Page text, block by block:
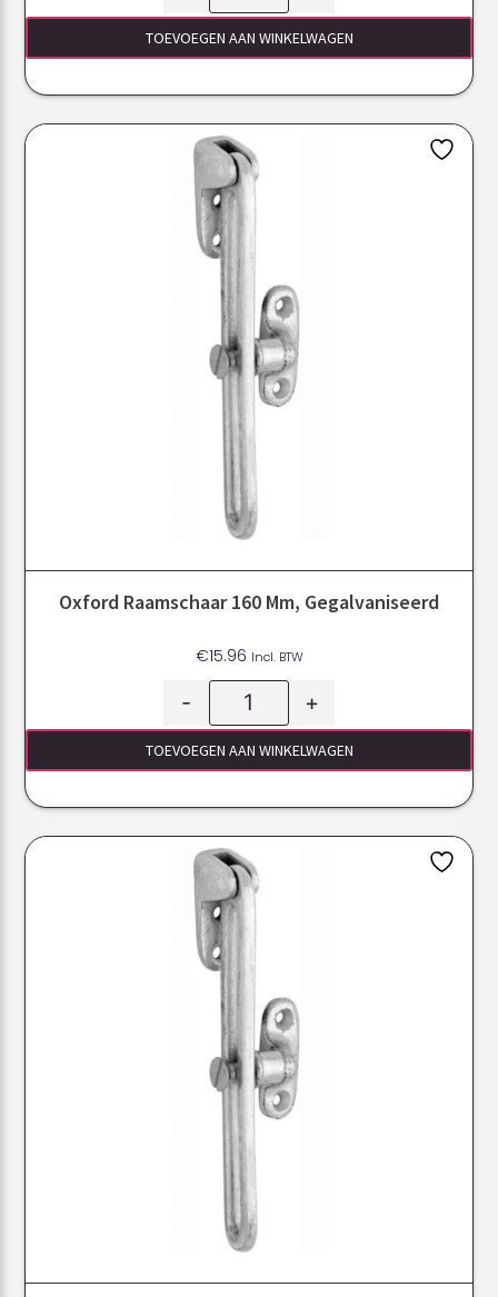
TOEVOEGEN AAN WINKELWAGEN
Oxford Raamschaar 160 Mm, Gegalvaniseerd
€15.96 Incl. BTW
- +
TOEVOEGEN AAN WINKELWAGEN